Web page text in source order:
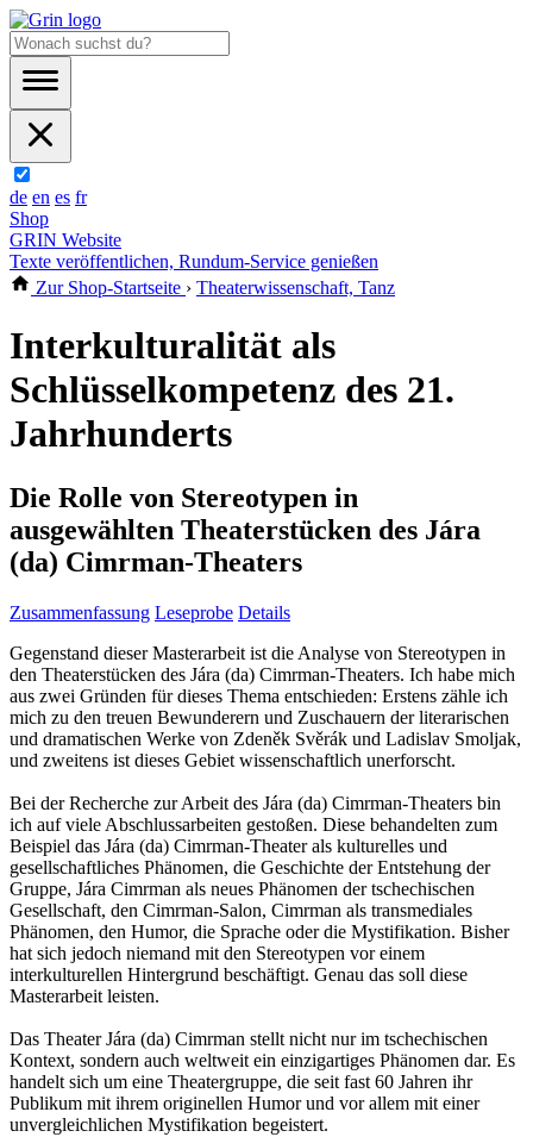
de en es fr
Shop
GRIN Website
Texte veröffentlichen, Rundum-Service genießen
Zur Shop-Startseite › Theaterwissenschaft, Tanz
Interkulturalität als
Schlüsselkompetenz des 21.
Jahrhunderts
Die Rolle von Stereotypen in
ausgewählten Theaterstücken des Jára
(da) Cimrman-Theaters
Zusammenfassung Leseprobe Details
Gegenstand dieser Masterarbeit ist die Analyse von Stereotypen in
den Theaterstücken des Jára (da) Cimrman-Theaters. Ich habe mich
aus zwei Gründen für dieses Thema entschieden: Erstens zähle ich
mich zu den treuen Bewunderern und Zuschauern der literarischen
und dramatischen Werke von Zdeněk Svěrák und Ladislav Smoljak,
und zweitens ist dieses Gebiet wissenschaftlich unerforscht.
Bei der Recherche zur Arbeit des Jára (da) Cimrman-Theaters bin
ich auf viele Abschlussarbeiten gestoßen. Diese behandelten zum
Beispiel das Jára (da) Cimrman-Theater als kulturelles und
gesellschaftliches Phänomen, die Geschichte der Entstehung der
Gruppe, Jára Cimrman als neues Phänomen der tschechischen
Gesellschaft, den Cimrman-Salon, Cimrman als transmediales
Phänomen, den Humor, die Sprache oder die Mystifikation. Bisher
hat sich jedoch niemand mit den Stereotypen vor einem
interkulturellen Hintergrund beschäftigt. Genau das soll diese
Masterarbeit leisten.
Das Theater Jára (da) Cimrman stellt nicht nur im tschechischen
Kontext, sondern auch weltweit ein einzigartiges Phänomen dar. Es
handelt sich um eine Theatergruppe, die seit fast 60 Jahren ihr
Publikum mit ihrem originellen Humor und vor allem mit einer
unvergleichlichen Mystifikation begeistert.